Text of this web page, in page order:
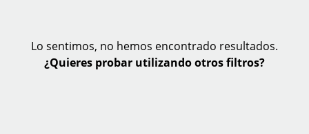
Lo sentimos, no hemos encontrado resultados.
¿Quieres probar utilizando otros filtros?